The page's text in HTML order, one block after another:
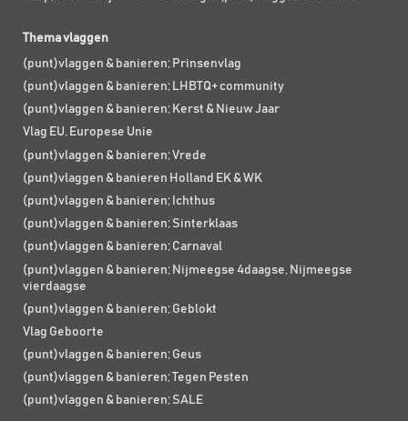
Thema vlaggen
(punt)vlaggen & banieren; Prinsenvlag
(punt)vlaggen & banieren; LHBTQ+ community
(punt)vlaggen & banieren; Kerst & Nieuw Jaar
Vlag EU, Europese Unie
(punt)vlaggen & banieren; Vrede
(punt)vlaggen & banieren Holland EK & WK
(punt)vlaggen & banieren; Ichthus
(punt)vlaggen & banieren; Sinterklaas
(punt)vlaggen & banieren; Carnaval
(punt)vlaggen & banieren; Nijmeegse 4daagse, Nijmeegse
vierdaagse
(punt)vlaggen & banieren; Geblokt
Vlag Geboorte
(punt)vlaggen & banieren; Geus
(punt)vlaggen & banieren; Tegen Pesten
(punt)vlaggen & banieren; SALE